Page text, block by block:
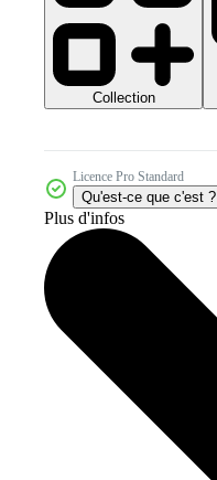
Collection
Licence Pro Standard
Qu'est-ce que c'est ?
Plus d'infos